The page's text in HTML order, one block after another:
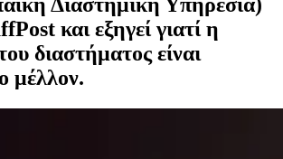
Διαστημική Υπηρεσία)
και εξηγεί γιατί η
διαστήματος είναι
μέλλον.